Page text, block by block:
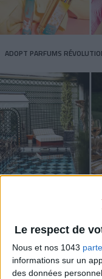
Le respect de
Nous et nos 1043
informations sur un
des données
ADOPT PARFUMS
TOUT CE